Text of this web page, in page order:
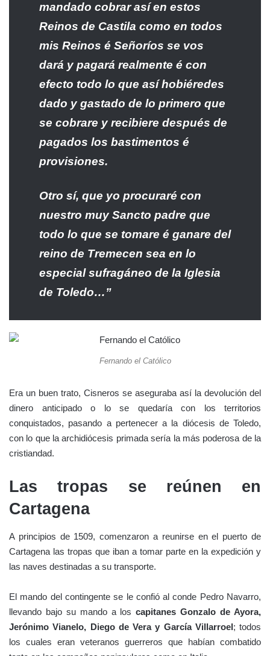
mandado cobrar así en estos
Reinos de Castila como en todos
mis Reinos é Señoríos se vos
dará y pagará realmente é con
efecto todo lo que así hobiéredes
dado y gastado de lo primero que
se cobrare y recibiere después de
pagados los bastimentos é
provisiones.
Otro sí, que yo procuraré con
nuestro muy Sancto padre que
todo lo que se tomare é ganare del
reino de Tremecen sea en lo
especial sufragáneo de la Iglesia
de Toledo…”
Fernando el Católico
Era un buen trato, Cisneros se aseguraba así la devolución del
dinero anticipado o lo se quedaría con los territorios
conquistados, pasando a pertenecer a la diócesis de Toledo,
con lo que la archidiócesis primada sería la más poderosa de la
cristiandad.
Las tropas se reúnen en
Cartagena
A principios de 1509, comenzaron a reunirse en el puerto de
Cartagena las tropas que iban a tomar parte en la expedición y
las naves destinadas a su transporte.
El mando del contingente se le confió al conde Pedro Navarro,
llevando bajo su mando a loscapitanes Gonzalo de Ayora,
Jerónimo Vianelo, Diego de Vera y García Villarroel; todos
los cuales eran veteranos guerreros que habían combatido